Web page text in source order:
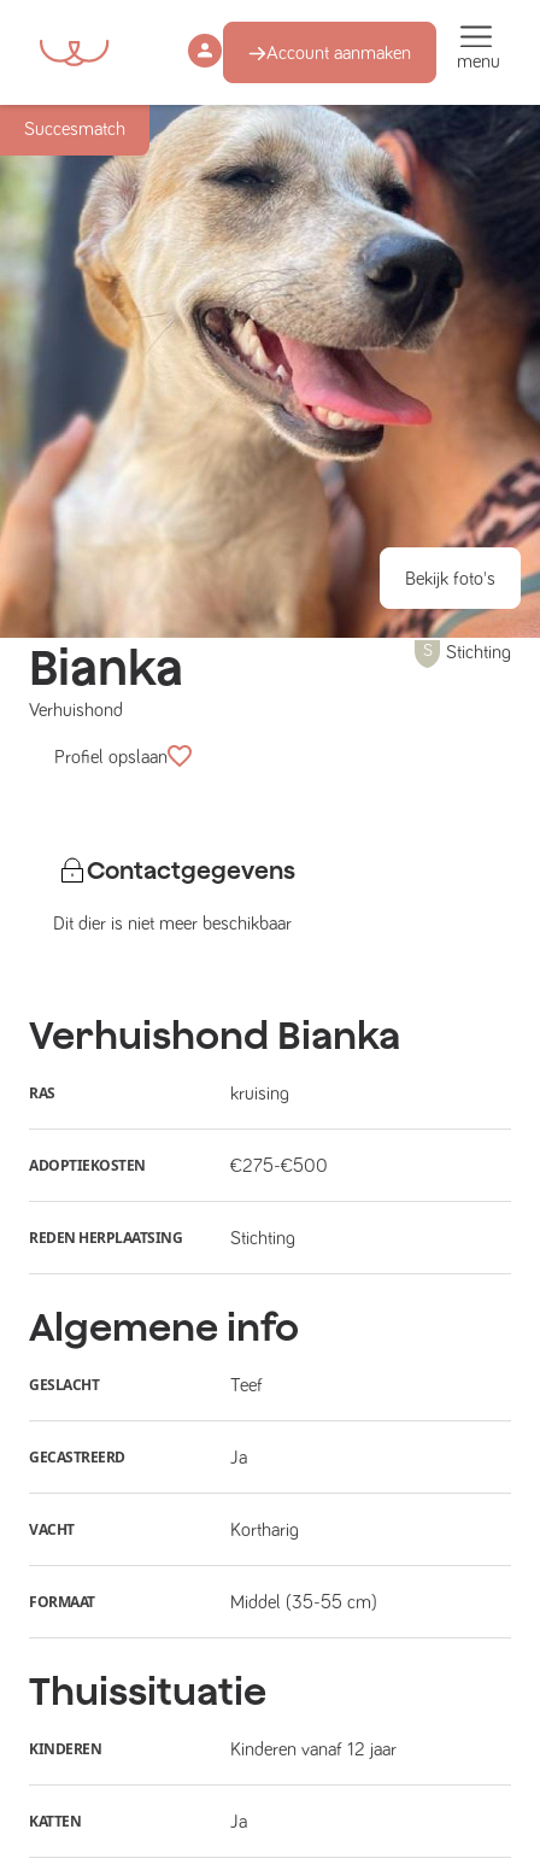
Account aanmaken menu
Succesmatch
Bekijk foto's
Bianka
Verhuishond
Stichting
Profiel opslaan
Contactgegevens
Dit dier is niet meer beschikbaar
Verhuishond Bianka
RAS kruising
ADOPTIEKOSTEN €275-€500
REDEN HERPLAATSING Stichting
Algemene info
GESLACHT Teef
GECASTREERD Ja
VACHT Kortharig
FORMAAT Middel (35-55 cm)
Thuissituatie
KINDEREN Kinderen vanaf 12 jaar
KATTEN Ja